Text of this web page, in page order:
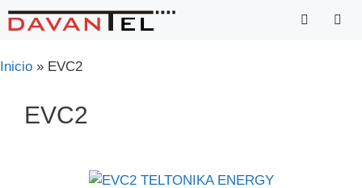
Saltar
para
conteúdo
Inicio » EVC2
EVC2